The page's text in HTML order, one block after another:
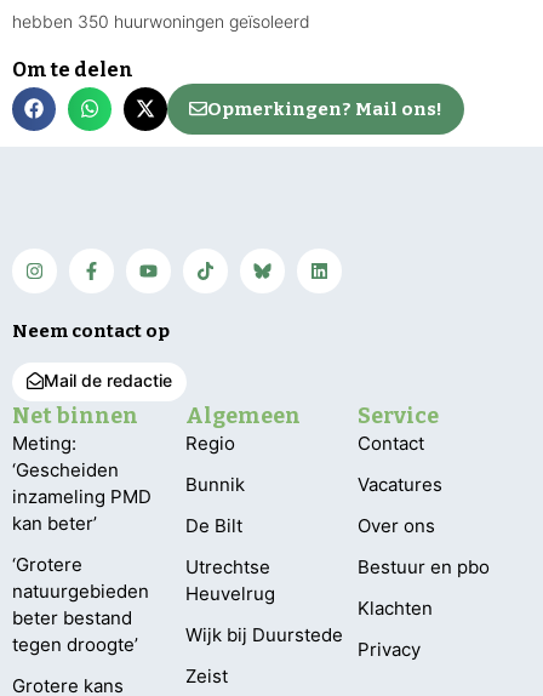
hebben 350 huurwoningen geïsoleerd
Om te delen
Opmerkingen? Mail ons!
Neem contact op
Mail de redactie
Net binnen
Meting:
‘Gescheiden
inzameling PMD
kan beter’
‘Grotere
natuurgebieden
beter bestand
tegen droogte’
Grotere kans
Algemeen
Regio
Bunnik
De Bilt
Utrechtse
Heuvelrug
Wijk bij Duurstede
Zeist
Service
Contact
Vacatures
Over ons
Bestuur en pbo
Klachten
Privacy